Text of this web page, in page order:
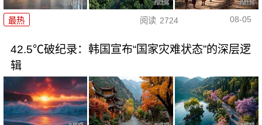
最热 阅读 2724 08-05
42.5℃破纪录：韩国宣布“国家灾难状态”的深层逻
辑